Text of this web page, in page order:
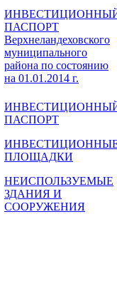
ПАСПОРТ
Верхнеландеховского
муниципального
района по состоянию
на 01.01.2014 г.
ПАСПОРТ
ПЛОЩАДКИ
НЕИСПОЛЬЗУЕМЫЕ
ЗДАНИЯ И
СООРУЖЕНИЯ